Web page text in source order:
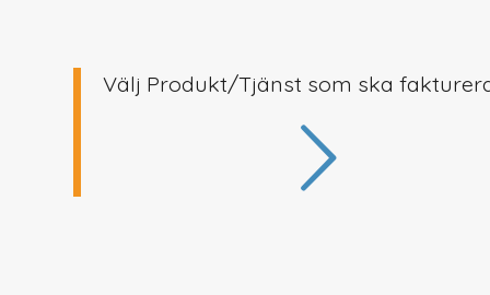
Välj Produkt/Tjänst som ska